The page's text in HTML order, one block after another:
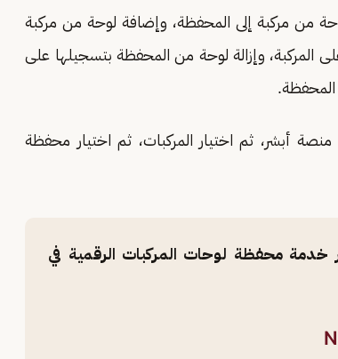
من مركبة إلى المحفظة، وإضافة لوحة من مركبة
وإزالة لوحة من المحفظة بتسجيلها على
المحفظة.
أبشر، ثم اختيار المركبات، ثم اختيار محفظة
خدمة محفظة لوحات المركبات الرقمية في